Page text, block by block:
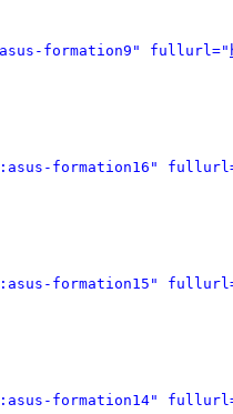
formation9" fullurl="
formation16"
formation15"
formation14"